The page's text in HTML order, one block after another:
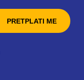
PRETPLATI ME